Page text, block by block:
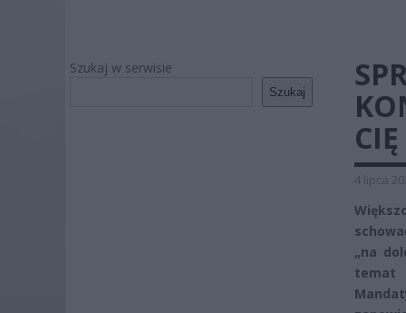
Szukaj w serwisie
Szukaj
4 lipca
„na
temat